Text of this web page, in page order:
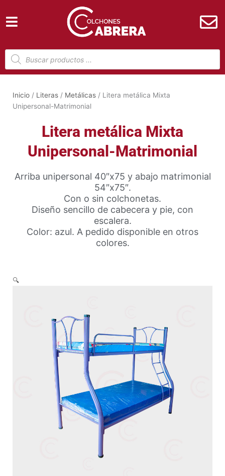
contenido
Búsqueda
de
productos
Inicio / Literas / Metálicas / Litera metálica Mixta
Unipersonal-Matrimonial
Litera metálica Mixta
Unipersonal-Matrimonial
Arriba unipersonal 40″x75 y abajo matrimonial
54″x75″.
Con o sin colchonetas.
Diseño sencillo de cabecera y pie, con
escalera.
Color: azul. A pedido disponible en otros
colores.
🔍